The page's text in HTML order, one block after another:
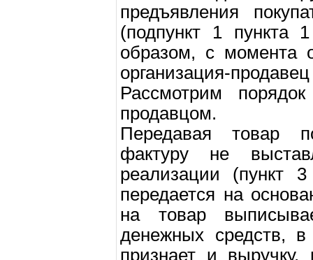
предъявления
(подпункт 1
образом, с момента
организация-
Рассмотрим
продавцом.
Передавая товар
фактуру не
реализации (пункт
передается на
на товар
денежных средств,
признает и выручку,